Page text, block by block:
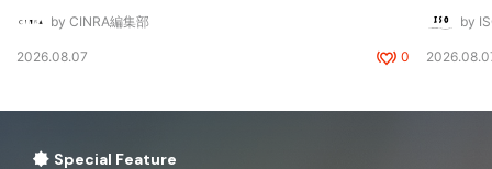
by CINRA編集部
2026.08.07 0
by
Special Feature